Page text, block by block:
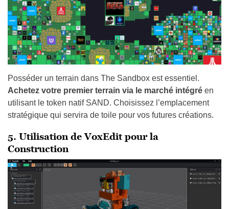
Posséder un terrain dans The Sandbox est essentiel.
Achetez votre premier terrain via le marché intégréen
utilisant le token natif SAND. Choisissez l’emplacement
stratégique qui servira de toile pour vos futures créations.
5. Utilisation de VoxEdit pour la
Construction